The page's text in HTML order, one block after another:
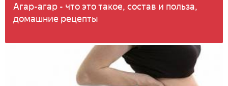
Агар-агар - что это такое, состав и польза,
домашние рецепты